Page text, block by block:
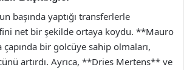
başında yaptığı transferlerle
net bir şekilde ortaya koydu. **Mauro
bir golcüye sahip olmaları,
artırdı. Ayrıca, **Dries Mertens** ve